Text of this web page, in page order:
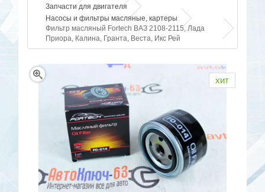
Запчасти для двигателя
Насосы и фильтры масляные, картеры
Фильтр масляный Fortech ВАЗ 2108-2115, Лада
Приора, Калина, Гранта, Веста, Икс Рей
хит